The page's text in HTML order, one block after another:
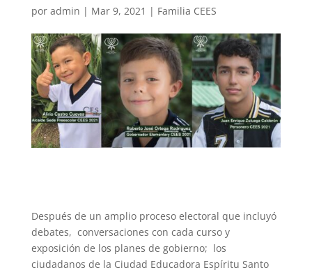
por admin | Mar 9, 2021 | Familia CEES
Después de un amplio proceso electoral que incluyó
debates, conversaciones con cada curso y
exposición de los planes de gobierno; los
ciudadanos de la Ciudad Educadora Espíritu Santo